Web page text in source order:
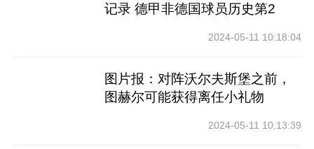
记录 德甲非德国球员历史第2
2024-05-11 10:18:04
图片报：对阵沃尔夫斯堡之前，
图赫尔可能获得离任小礼物
2024-05-11 10:13:39